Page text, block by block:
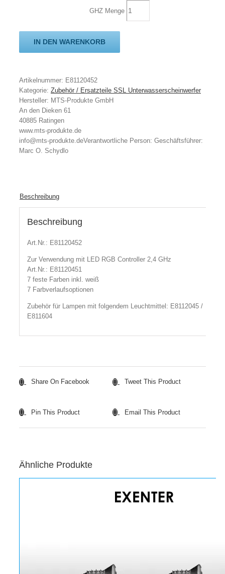
GHZ Menge
IN DEN WARENKORB
Artikelnummer: E81120452
Kategorie: Zubehör / Ersatzteile SSL Unterwasserscheinwerfer
Hersteller: MTS-Produkte GmbH
An den Dieken 61
40885 Ratingen
www.mts-produkte.de
info@mts-produkte.deVerantwortliche Person: Geschäftsführer:
Marc O. Schydlo
Beschreibung
Beschreibung
Art.Nr.: E81120452
Zur Verwendung mit LED RGB Controller 2,4 GHz
Art.Nr.: E81120451
7 feste Farben inkl. weiß
7 Farbverlaufsoptionen
Zubehör für Lampen mit folgendem Leuchtmittel: E8112045 /
E811604
Share On Facebook Tweet This Product
Pin This Product Email This Product
Ähnliche Produkte